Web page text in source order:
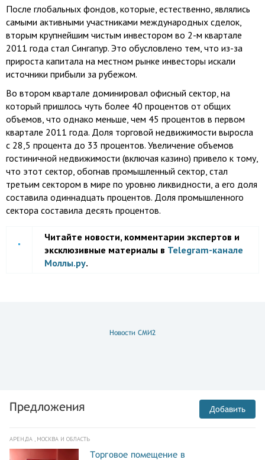
После глобальных фондов, которые, естественно, являлись
самыми активными участниками международных сделок,
вторым крупнейшим чистым инвестором во 2-м квартале
2011 года стал Сингапур. Это обусловлено тем, что из-за
прироста капитала на местном рынке инвесторы искали
источники прибыли за рубежом.
Во втором квартале доминировал офисный сектор, на
который пришлось чуть более 40 процентов от общих
объемов, что однако меньше, чем 45 процентов в первом
квартале 2011 года. Доля торговой недвижимости выросла
с 28,5 процента до 33 процентов. Увеличение объемов
гостиничной недвижимости (включая казино) привело к тому,
что этот сектор, обогнав промышленный сектор, стал
третьим сектором в мире по уровню ликвидности, а его доля
составила одиннадцать процентов. Доля промышленного
сектора составила десять процентов.
Читайте новости, комментарии экспертов и
эксклюзивные материалы в Telegram-канале
Моллы.ру.
Новости СМИ2
Предложения Добавить
АРЕНДА , МОСКВА И ОБЛАСТЬ
Торговое помещение в